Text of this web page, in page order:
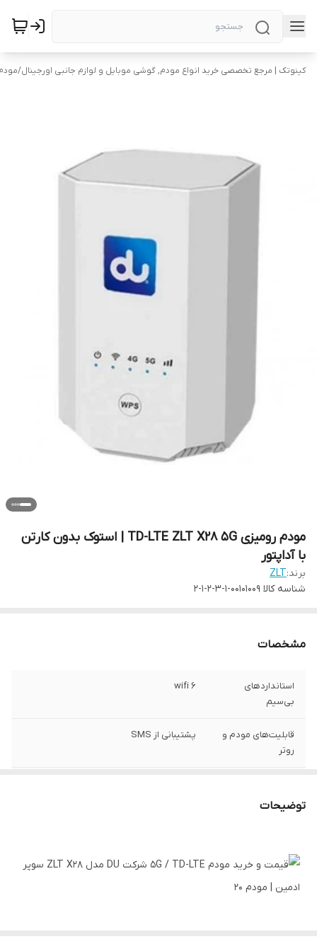
کینوتک | مرجع تخصصی خرید انواع مودم, گوشی موبایل و لوازم جانبی اورجینال/
مودم رومیزی TD-LTE ZLT X28 5G | استوک بدون کارتن
با آداپتور
برند:ZLT
شناسه کالا 00101009-1-3-2-1-2
مشخصات
استانداردهای
بی‌سیم
wifi ۶
قابلیت‌های مودم و
روتر
پشتیبانی از SMS
ویژه
قابلیت تنظیم VPN ساپورت می کند
توضیحات